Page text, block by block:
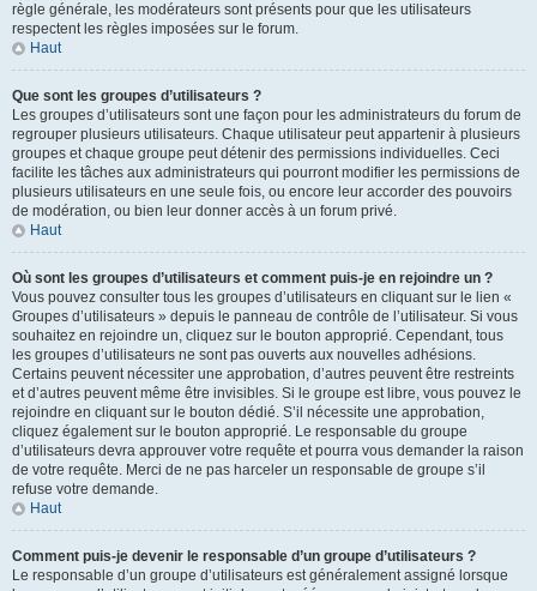
règle générale, les modérateurs sont présents pour que les utilisateurs
respectent les règles imposées sur le forum.
Haut
Que sont les groupes d’utilisateurs ?
Les groupes d’utilisateurs sont une façon pour les administrateurs du forum de
regrouper plusieurs utilisateurs. Chaque utilisateur peut appartenir à plusieurs
groupes et chaque groupe peut détenir des permissions individuelles. Ceci
facilite les tâches aux administrateurs qui pourront modifier les permissions de
plusieurs utilisateurs en une seule fois, ou encore leur accorder des pouvoirs
de modération, ou bien leur donner accès à un forum privé.
Haut
Où sont les groupes d’utilisateurs et comment puis-je en rejoindre un ?
Vous pouvez consulter tous les groupes d’utilisateurs en cliquant sur le lien «
Groupes d’utilisateurs » depuis le panneau de contrôle de l’utilisateur. Si vous
souhaitez en rejoindre un, cliquez sur le bouton approprié. Cependant, tous
les groupes d’utilisateurs ne sont pas ouverts aux nouvelles adhésions.
Certains peuvent nécessiter une approbation, d’autres peuvent être restreints
et d’autres peuvent même être invisibles. Si le groupe est libre, vous pouvez le
rejoindre en cliquant sur le bouton dédié. S’il nécessite une approbation,
cliquez également sur le bouton approprié. Le responsable du groupe
d’utilisateurs devra approuver votre requête et pourra vous demander la raison
de votre requête. Merci de ne pas harceler un responsable de groupe s’il
refuse votre demande.
Haut
Comment puis-je devenir le responsable d’un groupe d’utilisateurs ?
Le responsable d’un groupe d’utilisateurs est généralement assigné lorsque